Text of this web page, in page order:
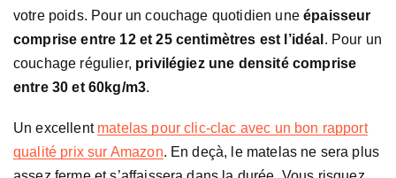
votre poids. Pour un couchage quotidien uneépaisseur
comprise entre 12 et 25 centimètres est l’idéal . Pour un
couchage régulier, privilégiez une densité comprise
entre 30 et 60kg/m3.
Un excellent matelas pour clic-clac avec un bon rapport
qualité prix sur Amazon. En deçà, le matelas ne sera plus